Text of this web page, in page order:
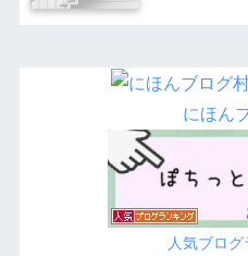
にほん
人気ブロ